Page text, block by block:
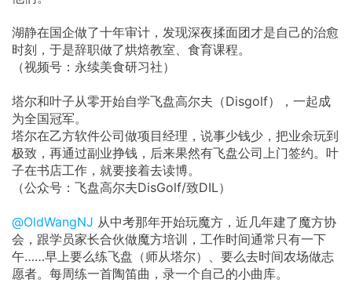
湖静在国企做了十年审计，发现深夜揉面团才是自己的治愈
时刻，于是辞职做了烘焙教室、食育课程。
（视频号：永续美食研习社）
塔尔和叶子从零开始自学飞盘高尔夫（Disgolf），一起成
为全国冠军。
塔尔在乙方软件公司做项目经理，说事少钱少，把业余玩到
极致，再通过副业挣钱，后来果然有飞盘公司上门签约。叶
子在书店工作，就要接着去读博。
（公众号：飞盘高尔夫DisGolf/致DIL）
@OldWangNJ 从中考那年开始玩魔方，近几年建了魔方协
会，跟学员家长合伙做魔方培训，工作时间通常只有一下
午……早上要么练飞盘（师从塔尔）、要么去时间农场做志
愿者。每周练一首陶笛曲，录一个自己的小曲库。